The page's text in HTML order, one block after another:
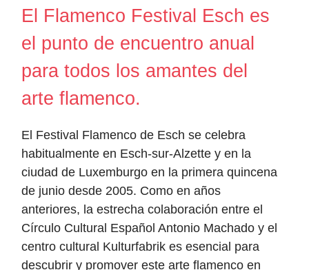
El Flamenco Festival Esch es
el punto de encuentro anual
para todos los amantes del
arte flamenco.
El Festival Flamenco de Esch se celebra
habitualmente en Esch-sur-Alzette y en la
ciudad de Luxemburgo en la primera quincena
de junio desde 2005. Como en años
anteriores, la estrecha colaboración entre el
Círculo Cultural Español Antonio Machado y el
centro cultural Kulturfabrik es esencial para
descubrir y promover este arte flamenco en